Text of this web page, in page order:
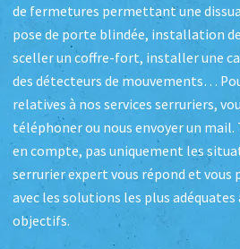
de fermetures permettant une
pose de porte blindée, installation
sceller un coffre-fort, installer une
des détecteurs de mouvements…
relatives à nos services serruriers,
téléphoner ou nous envoyer un mail.
en compte, pas uniquement les
serrurier expert vous répond et vous
avec les solutions les plus
objectifs.